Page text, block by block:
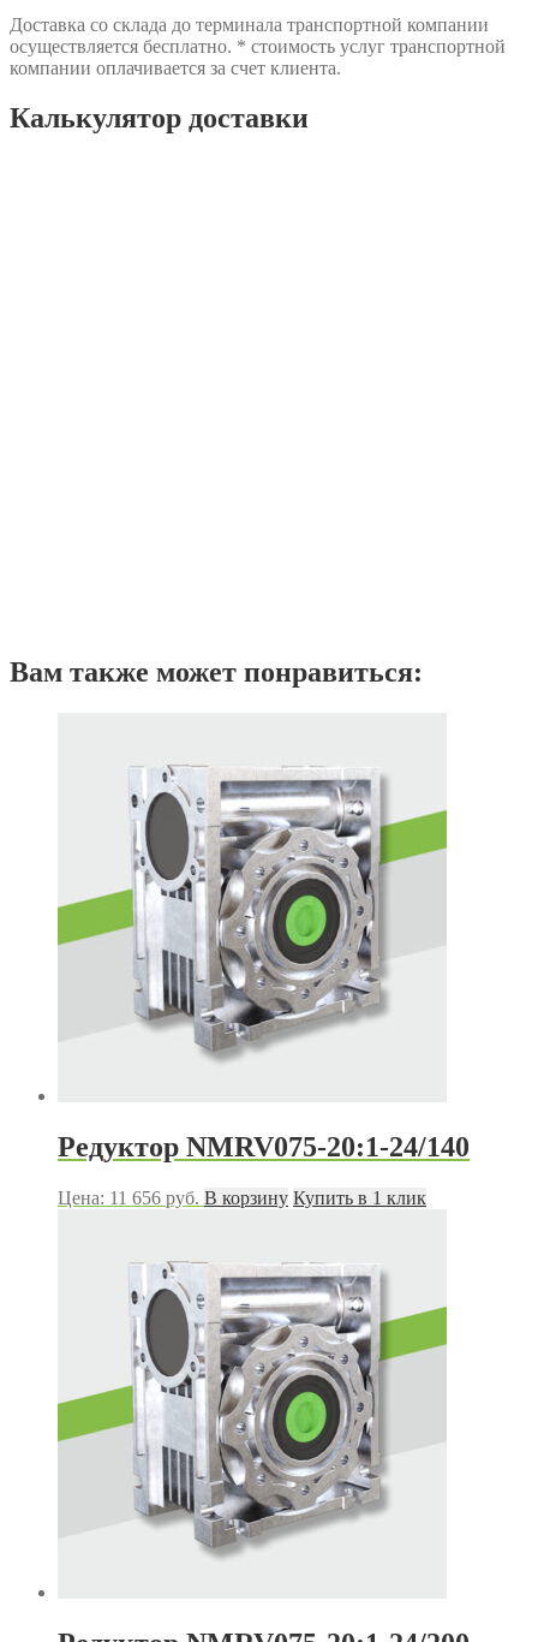
Доставка со склада до терминала транспортной компании
осуществляется бесплатно. * стоимость услуг транспортной
компании оплачивается за счет клиента.
Калькулятор доставки
Вам также может понравиться:
Редуктор NMRV075-20:1-24/140
Цена: 11 656 руб. В корзину Купить в 1 клик